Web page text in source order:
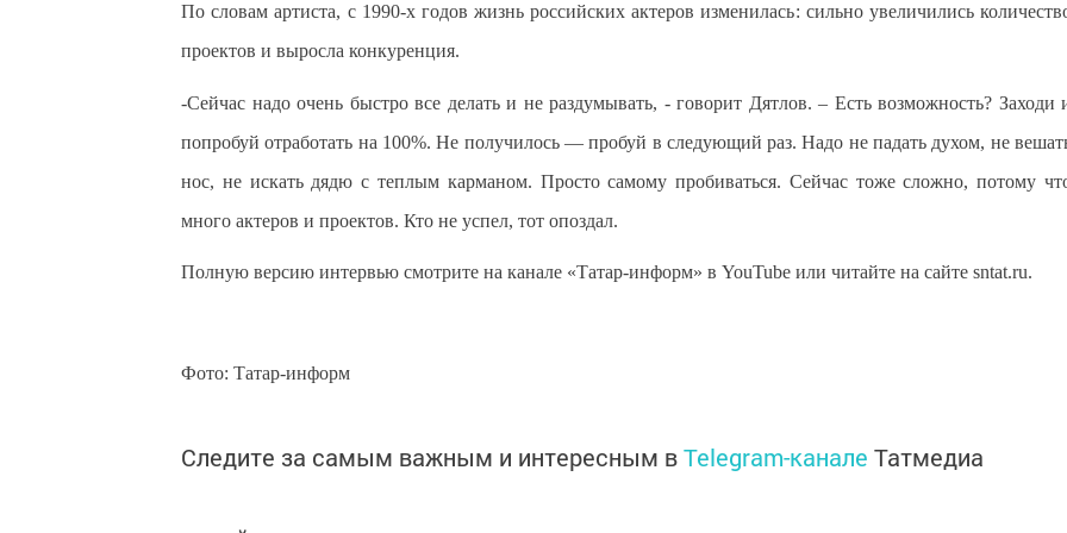
По словам артиста, с 1990-х годов жизнь российских актеров изменилась: сильно увеличились
проектов и выросла конкуренция.
-Сейчас надо очень быстро все делать и не раздумывать, - говорит Дятлов. – Есть возможность? Заходи
попробуй отработать на 100%. Не получилось — пробуй в следующий раз. Надо не падать духом, не
нос, не искать дядю с теплым карманом. Просто самому пробиваться. Сейчас тоже сложно, потому
много актеров и проектов. Кто не успел, тот опоздал.
Полную версию интервью смотрите на канале «Татар-информ» в YouTube или читайте на сайте sntat.ru.
Фото: Татар-информ
Следите за самым важным и интересным вTelegram-канале Татмедиа